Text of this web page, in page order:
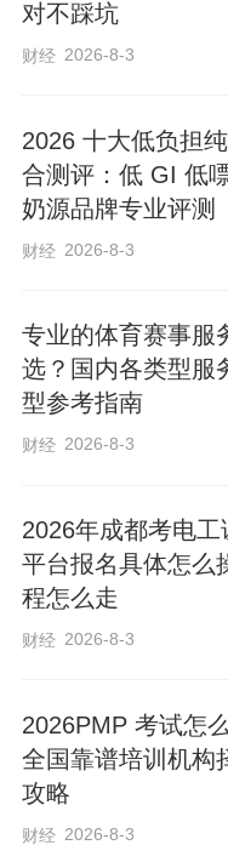
加快实现高
持“坚定不移办好
百年变局重塑
关键变量。习近
自强是国家强盛
技术是要不来、
掌握在自己手中
2023年2月，
记要求：“加大
现高质量发展。”
今年4月，习近
措加强基础研
力，进一步打牢
持之以恒推进
对不踩坑
财经 2026-8-3
2026 十大低负担
合测评：低 GI 低
奶源品牌专业评测
财经 2026-8-3
专业的体育赛事服
选？国内各类型服
型参考指南
财经 2026-8-3
2026年成都考电工
平台报名具体怎么
程怎么走
财经 2026-8-3
2026PMP 考试怎
全国靠谱培训机构
攻略
财经 2026-8-3